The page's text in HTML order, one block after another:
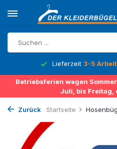
Lieferzeit 3-5
Betriebsferien wegen
Juli, bis Freitag,
Zurück Startseite